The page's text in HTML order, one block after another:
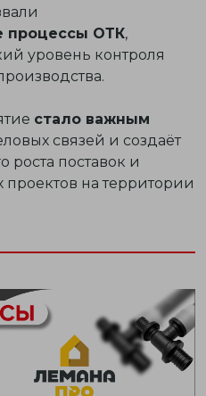
процессы ОТК,
уровень контроля
стало важным
связей и создаёт
роста поставок и
на территории